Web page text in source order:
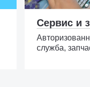
Сервис и
служба,